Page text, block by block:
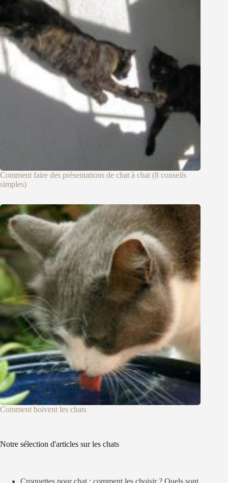
Comment faire des présentations de chat à chat (8 conseils
simples)
Comment boivent les chats
Notre sélection d'articles sur les chats
Croquettes pour chat : comment les choisir ? Quels sont